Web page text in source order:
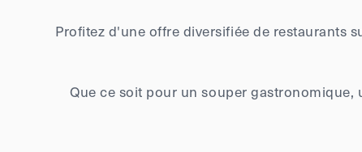
Profitez d'une offre diversifiée de restaurants
Que ce soit pour un souper